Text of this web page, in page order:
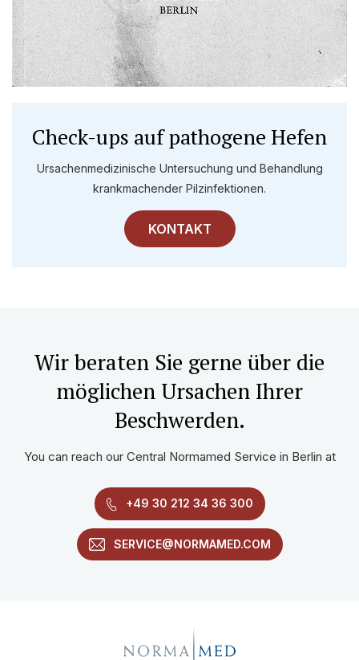
Check-ups auf pathogene Hefen
Ursachenmedizinische Untersuchung und Behandlung
krankmachender Pilzinfektionen.
KONTAKT
Wir beraten Sie gerne über die
möglichen Ursachen Ihrer
Beschwerden.
You can reach our Central Normamed Service in Berlin at
+49 30 212 34 36 300
SERVICE@NORMAMED.COM